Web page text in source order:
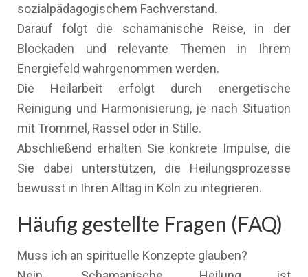
sozialpädagogischem Fachverstand.
Darauf folgt die schamanische Reise, in der
Blockaden und relevante Themen in Ihrem
Energiefeld wahrgenommen werden.
Die Heilarbeit erfolgt durch energetische
Reinigung und Harmonisierung, je nach Situation
mit Trommel, Rassel oder in Stille.
Abschließend erhalten Sie konkrete Impulse, die
Sie dabei unterstützen, die Heilungsprozesse
bewusst in Ihren Alltag in Köln zu integrieren.
Häufig gestellte Fragen (FAQ)
Muss ich an spirituelle Konzepte glauben?